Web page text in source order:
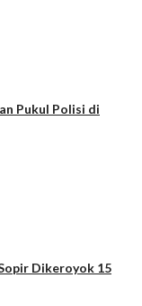
Pukul Polisi di
Dikeroyok 15